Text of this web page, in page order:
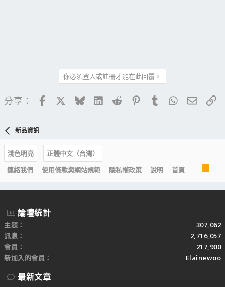
你必須登入或註冊才能在此回覆。
分享： FacebookBlueskyLinkedIn
Reddit PinterestTumblrWhatsApp
電子
新品資訊
淺色明亮
正體中文（台灣）
連絡我們
使用條款與網站規範 隱私權政策 說明 首頁
S
論壇統計
主題
307,062
訊息
2,716,057
會員
217,900
新加入的會員
Elainewoo
最新文章